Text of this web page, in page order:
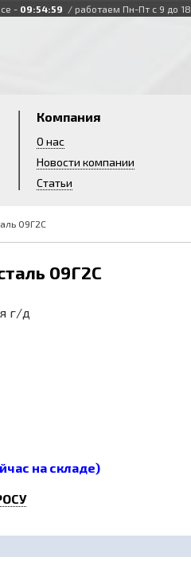
- 09:55:00 / работаем Пн-Пт с 9 до 18
Компания
О нас
Новости компании
Статьи
09Г2С
09Г2С
г/д
на складе)